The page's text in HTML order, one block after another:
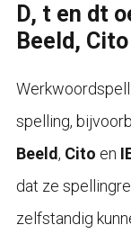
D, t en dt
Beeld,
spelling,
Beeld, Cito en
dat ze
zelfstandig